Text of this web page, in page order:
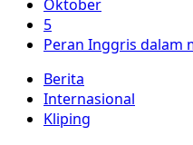
Oktober
5
Peran Inggris dalam
Berita
Internasional
Kliping